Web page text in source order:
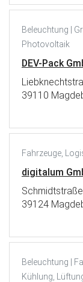
Beleuchtung |
Photovoltaik
DEV-Pack
39110
Fahrzeuge,
digitalum
39124
Beleuchtung |
Kühlung,